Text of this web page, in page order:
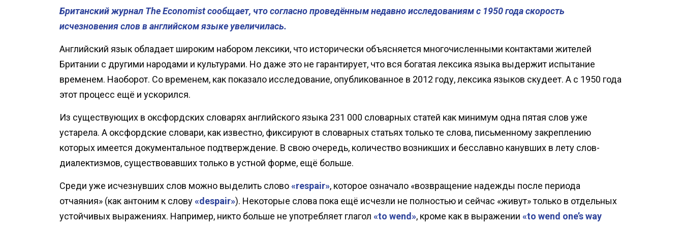
Британский журнал The Economist сообщает, что согласно проведённым недавно исследованиям с 1950 года скорость
исчезновения слов в английском языке увеличилась.
Английский язык обладает широким набором лексики, что исторически объясняется многочисленными контактами жителей
Британии с другими народами и культурами. Но даже это не гарантирует, что вся богатая лексика языка выдержит испытание
временем. Наоборот. Со временем, как показало исследование, опубликованное в 2012 году, лексика языков скудеет. А с 1950 года
этот процесс ещё и ускорился.
Из существующих в оксфордских словарях английского языка 231 000 словарных статей как минимум одна пятая слов уже
устарела. А оксфордские словари, как известно, фиксируют в словарных статьях только те слова, письменному закреплению
которых имеется документальное подтверждение. В свою очередь, количество возникших и бесславно канувших в лету слов-
диалектизмов, существовавших только в устной форме, ещё больше.
Среди уже исчезнувших слов можно выделить слово«respair», которое означало «возвращение надежды после периода
отчаяния» (как антоним к слову«despair»). Некоторые слова пока ещё исчезли не полностью и сейчас «живут» только в отдельных
устойчивых выражениях. Например, никто больше не употребляет глагол «to wend», кроме как в выражении «to wend one’s way